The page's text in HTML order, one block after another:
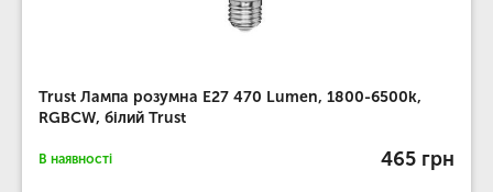
Trust Лампа розумна E27 470 Lumen, 1800-6500k,
RGBCW, білий Trust
В наявності 465 грн